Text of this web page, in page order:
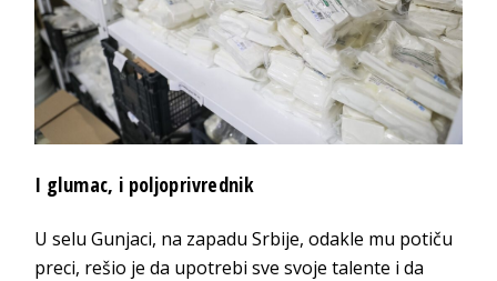
I glumac, i poljoprivrednik
U selu Gunjaci, na zapadu Srbije, odakle mu potiču
preci, rešio je da upotrebi sve svoje talente i da